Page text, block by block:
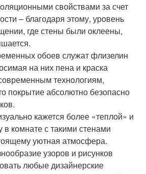
свойствами за счет
– благодаря этому, уровень
где стены были оклеены,
обоев служат флизелин
на них пена и краска
технологиям,
покрытие абсолютно безопасно
кажется более «теплой» и
в комнате с такими стенами
уютная атмосфера.
узоров и рисунков
любые дизайнерские